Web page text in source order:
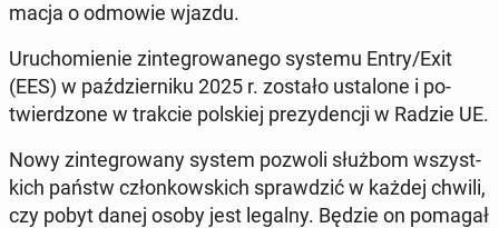
ma­cja o odmowie wjazdu.
Uru­cho­mie­nie zin­te­gro­wa­ne­go systemu Entry/Exit
(EES) w paź­dzier­ni­ku 2025 r. zostało usta­lo­ne i po­
twier­dzo­ne w trakcie pol­skiej pre­zy­den­cji w Radzie UE.
Nowy zin­te­gro­wa­ny system pozwoli służbom wszyst­
kich państw człon­kow­skich spraw­dzić w każdej chwili,
czy pobyt danej osoby jest legalny. Będzie on pomagał